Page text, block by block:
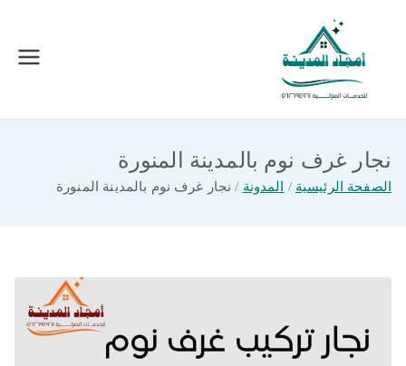
المحتوى
امجاد المدينة للخدمات المنزلية
نجار غرف نوم بالمدينة المنورة
الصفحة الرئيسية المدونة نجار غرف نوم بالمدينة المنورة